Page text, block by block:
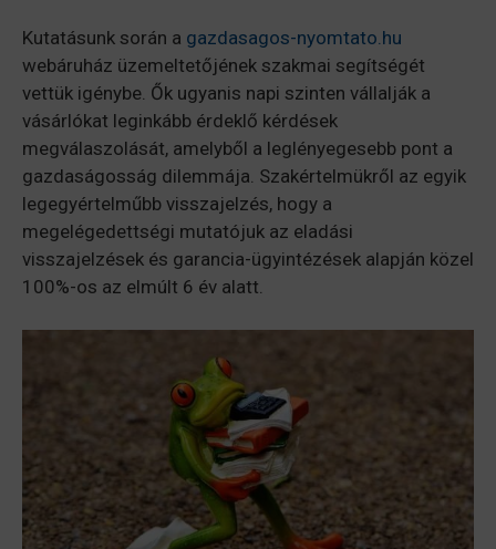
Kutatásunk során a gazdasagos-nyomtato.hu
webáruház üzemeltetőjének szakmai segítségét
vettük igénybe. Ők ugyanis napi szinten vállalják a
vásárlókat leginkább érdeklő kérdések
megválaszolását, amelyből a leglényegesebb pont a
gazdaságosság dilemmája. Szakértelmükről az egyik
legegyértelműbb visszajelzés, hogy a
megelégedettségi mutatójuk az eladási
visszajelzések és garancia-ügyintézések alapján közel
100%-os az elmúlt 6 év alatt.